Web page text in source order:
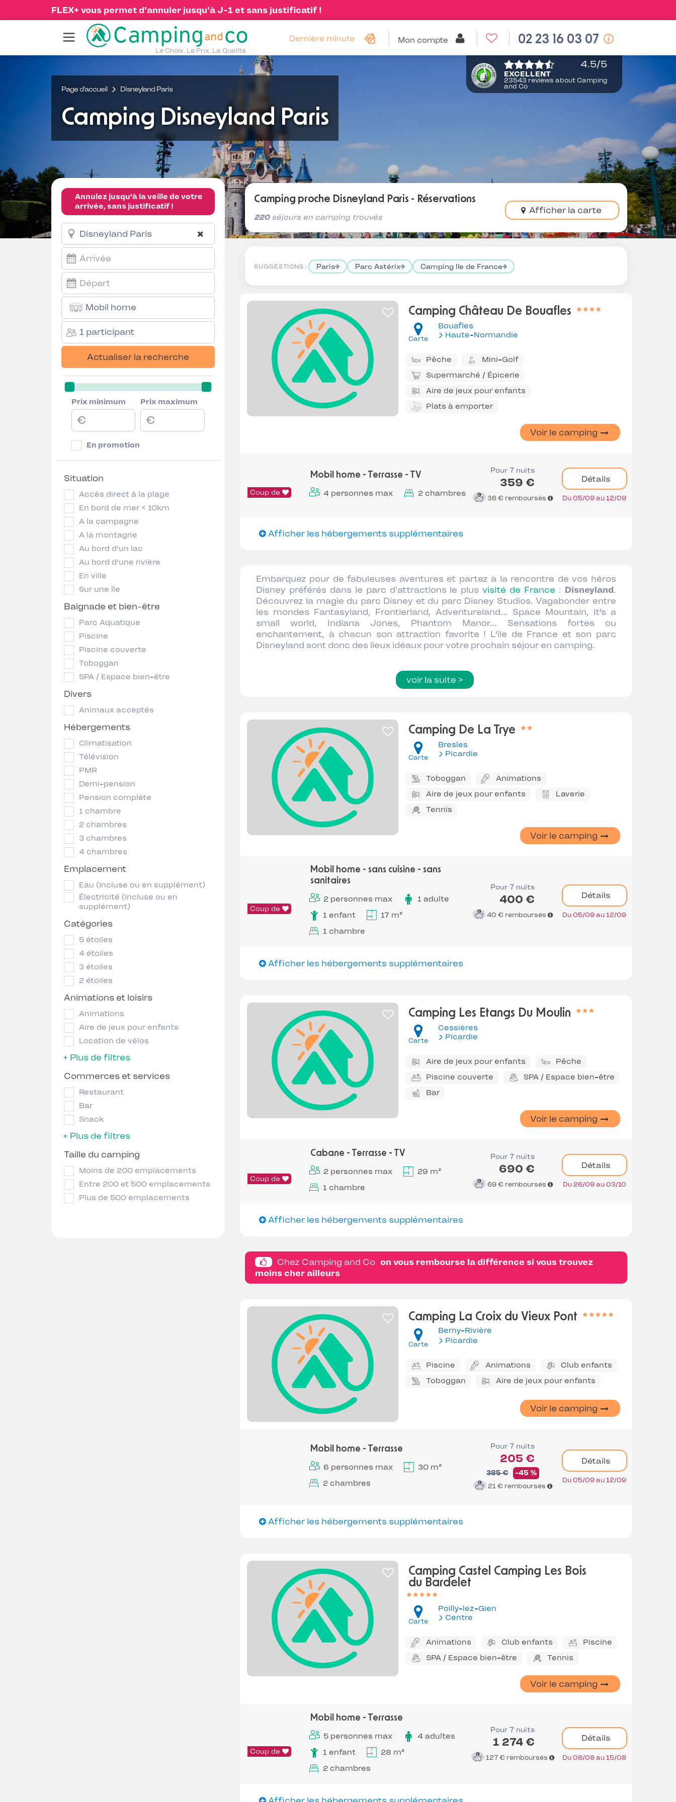
FLEX+ vous permet d'annuler jusqu'à J-1 et sans justificatif !
Le Choix. Le Prix. La Qualité.
Dernière minute Mon compte 02 23 16 03 07
EXCELLENT
4.5/5
23543 reviews about Camping
and Co
Page d'accueil Disneyland Paris
Camping Disneyland Paris
Annulez jusqu'à la veille de votre
arrivée, sans justificatif !
Mobil home
1 participant
Actualiser la recherche
Prix minimum Prix maximum
En promotion
Situation
Accès direct à la plage
En bord de mer < 10km
A la campagne
A la montagne
Au bord d’un lac
Au bord d’une rivière
En ville
Sur une île
Baignade et bien-être
Parc Aquatique
Piscine
Piscine couverte
Toboggan
SPA / Espace bien-être
Divers
Animaux acceptés
Hébergements
Climatisation
Télévision
PMR
Demi-pension
Pension complète
1 chambre
2 chambres
3 chambres
4 chambres
Emplacement
Eau (Incluse ou en supplément)
Électricité (Incluse ou en
supplément)
Catégories
5 étoiles
4 étoiles
3 étoiles
2 étoiles
Animations et loisirs
Animations
Aire de jeux pour enfants
Location de vélos
+ Plus de filtres
Commerces et services
Restaurant
Bar
Snack
+ Plus de filtres
Taille du camping
Moins de 200 emplacements
Entre 200 et 500 emplacements
Plus de 500 emplacements
Camping proche Disneyland Paris - Réservations
220séjours en camping trouvés
SUGGESTIONS : Paris Parc Astérix Camping Ile de France
Afficher la carte
Camping Château De Bouafles
Carte
Bouafles
Haute-Normandie
Pêche
Mini-Golf
Supermarché / Épicerie
Aire de jeux pour enfants
Plats à emporter
Voir le camping
Coup de
Mobil home - Terrasse - TV
4 personnes max
2 chambres
Pour 7 nuits
359 €
36 € remboursés
Détails
Du 05/09 au 12/09
Afficher les hébergements supplémentaires
Embarquez pour de fabuleuses aventures et partez à la rencontre de vos héros
Disney préférés dans le parc d'attractions le plusvisité de France : Disneyland.
Découvrez la magie du parc Disney et du parc Disney Studios. Vagabonder entre
les mondes Fantasyland, Frontierland, Adventureland... Space Mountain, it’s a
small world, Indiana Jones, Phantom Manor… Sensations fortes ou
enchantement, à chacun son attraction favorite ! L’ile de France et son parc
Disneyland sont donc des lieux idéaux pour votre prochain séjour en camping.
voir la suite >
Camping De La Trye
Carte
Bresles
Picardie
Toboggan
Animations
Aire de jeux pour enfants
Laverie
Tennis
Voir le camping
Coup de
Mobil home - sans cuisine - sans
sanitaires
2 personnes max
1 adulte
1 enfant
17 m²
1 chambre
Pour 7 nuits
400 €
40 € remboursés
Détails
Du 05/09 au 12/09
Afficher les hébergements supplémentaires
Camping Les Etangs Du Moulin
Carte
Cessières
Picardie
Aire de jeux pour enfants
Pêche
Piscine couverte
SPA / Espace bien-être
Bar
Voir le camping
Coup de
Cabane - Terrasse - TV
2 personnes max
29 m²
1 chambre
Pour 7 nuits
690 €
69 € remboursés
Détails
Du 26/09 au 03/10
Afficher les hébergements supplémentaires
Chez Camping and Co on vous rembourse la différence si vous trouvez
moins cher ailleurs
Camping La Croix du Vieux Pont
Carte
Berny-Rivière
Picardie
Piscine Animations
Club enfants
Toboggan
Aire de jeux pour enfants
Voir le camping
Mobil home - Terrasse
6 personnes max
30 m²
2 chambres
Pour 7 nuits
205 €
385 € -45 %
21 € remboursés
Détails
Du 05/09 au 12/09
Afficher les hébergements supplémentaires
Camping Castel Camping Les Bois
du Bardelet
Carte
Poilly-lez-Gien
Centre
Animations Club enfants
Piscine
SPA / Espace bien-être
Tennis
Voir le camping
Coup de
Mobil home - Terrasse
5 personnes max
4 adultes
1 enfant
28 m²
2 chambres
Pour 7 nuits
1 274 €
127 € remboursés
Détails
Du 08/08 au 15/08